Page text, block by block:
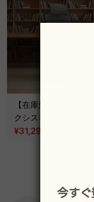
【在庫処分セール】
クシスネオスマート
チェア
¥31,290